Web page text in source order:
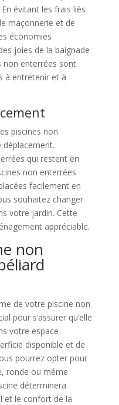
évitant les frais liés
maçonnerie et de
économies
joies de la baignade
non enterrées sont
à entretenir et à
piscines non
déplacement.
qui restent en
non enterrées
facilement en
souhaitez changer
votre jardin. Cette
appréciable.
non
de votre piscine non
pour s’assurer qu’elle
votre espace
disponible et de
pourrez opter pour
ronde ou même
déterminera
et le confort de la